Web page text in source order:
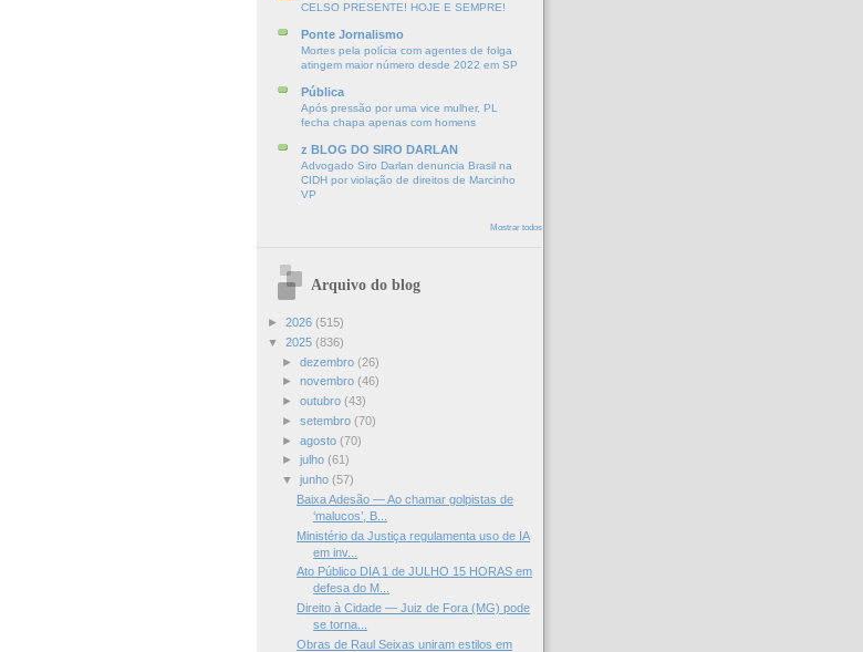
CELSO PRESENTE! HOJE E SEMPRE!
Ponte Jornalismo
Mortes pela polícia com agentes de folga
atingem maior número desde 2022 em SP
Pública
Após pressão por uma vice mulher, PL
fecha chapa apenas com homens
z BLOG DO SIRO DARLAN
Advogado Siro Darlan denuncia Brasil na
CIDH por violação de direitos de Marcinho
VP
Mostrar todos
Arquivo do blog
► 2026 (515)
▼ 2025 (836)
► dezembro (26)
► novembro (46)
► outubro (43)
► setembro (70)
► agosto (70)
► julho (61)
▼ junho (57)
Baixa Adesão — Ao chamar golpistas de
‘malucos’, B...
Ministério da Justiça regulamenta uso de IA
em inv...
Ato Público DIA 1 de JULHO 15 HORAS em
defesa do M...
Direito à Cidade — Juiz de Fora (MG) pode
se torna...
Obras de Raul Seixas uniram estilos em